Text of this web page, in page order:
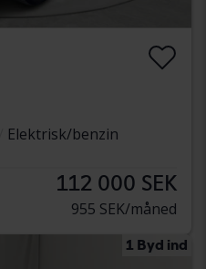
Elektrisk/benzin
112 000 SEK
955 SEK/måned
1 Byd ind